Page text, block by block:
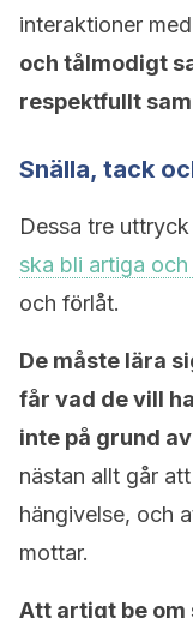
interaktioner
och tålmodigt
respektfullt
Snälla, tack
Dessa tre
ska bli artiga
och förlåt.
De måste lära
får vad de vill
inte på grund
nästan allt går
hängivelse, och
mottar.
Att artigt be om